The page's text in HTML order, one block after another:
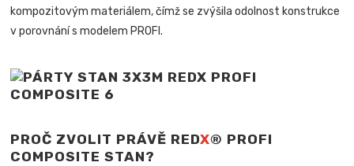
kompozitovým materiálem, čímž se zvýšila odolnost konstrukce
v porovnání s modelem PROFI.
PROČ ZVOLIT PRÁVĚ REDX® PROFI
COMPOSITE STAN?